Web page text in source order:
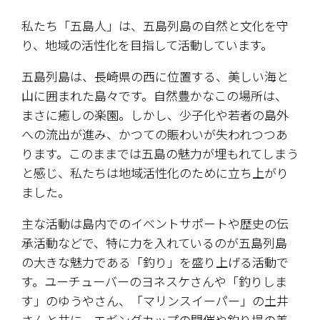
私たち「五島人」は、五島列島の自然と文化を守
り、地域の活性化を目指して活動しています。
五島列島は、長崎県の西に位置する、美しい海と
山に囲まれた島々です。自然豊かなこの場所は、
まさに癒しの楽園。しかし、少子化や若者の島外
への流出が進み、かつての賑わいが失われつつあ
ります。このままでは五島の魅力が埋もれてしまう
と感じ、私たちは地域活性化のために立ち上がり
ました。
主な活動は島内でのイベントサポートや歴史の伝
承活動などで、特に力を入れているのが五島列島
の大きな魅力である「釣り」を盛り上げる活動で
す。ユーチューバーのヨネスケさんや「釣りしま
す」のゆうやさん、「マリンスイーパー」の土井